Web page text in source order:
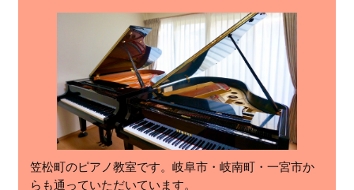
笠松町のピアノ教室です。岐阜市・岐南町・一宮市か
らも通っていただいています。